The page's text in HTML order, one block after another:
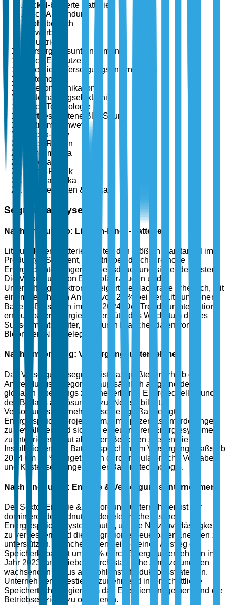
Nickel-basierte Batterien
Nach Anwendung
Wohnbereich
Gewerbe
Industrie
Versorgungsunternehmen
Nach Endnutzer
Energie & Versorgungsunternehmen
Automobil
Telekommunikation
Unterhaltungselektronik
Nach Technologie
Fortgeschrittene Blei-Säure
Natrium-Schwefel
Redox-Flow
Nach Region
Nordamerika
Europa
Asien-Pazifik
Lateinamerika
Mittlerer Osten & Afrika
Segmentanalyse
Nach Produkttyp: Lithium-Ionen-Batterien
Lithium-Ionen-Batterien halten den größten Marktanteil im
Produkttyp-Segment, angetrieben durch ihre hohe
Energiedichte, längere Lebensdauer und sinkende Kosten.
Die Verbreitung von Elektrofahrzeugen und
Unterhaltungselektronik steigert die Nachfrage erheblich, mit
einem berichteten Anstieg von 25 % bei den Lithium-Ionen-
Batterie-Einsätzen im Jahr 2024. Der Trend zur Integration
erneuerbarer Energien unterstützt das Wachstum dieses
Subsegments weiter, wie durch Branchendaten von
BloombergNEF belegt.
Nach Anwendung: Versorgungsunternehmen
Das Versorgungssegment ist das größte innerhalb der
Anwendungs-kategorie, hauptsächlich aufgrund des
globalen Übergangs zu erneuerbaren Energiequellen und
des Bedarfs an Lösungen zur Netzstabilität.
Versorgungsunternehmen setzen großangelegte
Energiespeicherprojekte um, um Spitzenlastanforderungen
zu bewältigen und sich mit erneuerbaren Energiesystemen
zu integrieren. Laut aktuellen Berichten stiegen die
Installationen von Batteriespeichern im Versorgungsmaßstab
2024 um 30 %, angetrieben durch regulatorische Vorgaben
und Kostensenkungen in der Batterietechnologie.
Nach Endnutzer: Energie & Versorgungsunternehmen
Der Sektor Energie & Versorgungsunternehmen ist der
dominierende Endnutzer, der elektrochemische
Energiespeichersysteme nutzt, um die Netzzuverlässigkeit
zu verbessern und die Integration erneuerbarer Energien zu
unterstützen. Branchendaten zeigen einen Anstieg der
Speicherkapazität um 35 % durch Energieunternehmen im
Jahr 2023, angetrieben durch staatliche Anreize und den
wachsenden Fokus auf Kohlenstoffreduktionsstrategien.
Unternehmen investieren zunehmend in fortschrittliche
Speichertechnologien, um das Energiemanagement und die
Betriebseffizienz zu optimieren.